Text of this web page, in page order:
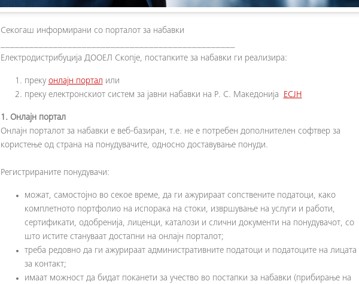
Секогаш информирани со порталот за набавки
Електродистрибуција ДООЕЛ Скопје, постапките за набавки ги реализира:
преку онлајн портал или
преку електронскиот систем за јавни набавки на Р. С. Македонија ЕСЈН
1. Онлајн портал
Онлајн порталот за набавки е веб-базиран, т.е. не е потребен дополнителен софтвер за
користење од страна на понудувачите, односно доставување понуди.
Регистрираните понудувачи:
можат, самостојно во секое време, да ги ажурираат сопствените податоци, како
комплетното портфолио на испорака на стоки, извршување на услуги и работи,
сертификати, одобренија, лиценци, каталози и слични документи на понудувачот, со
што истите стануваат достапни на онлajн порталот;
треба редовно да ги ажурираат административните податоци и податоците на лицата
за контакт;
имаат можност да бидат поканети за учество во постапки за набавки (прибирање на